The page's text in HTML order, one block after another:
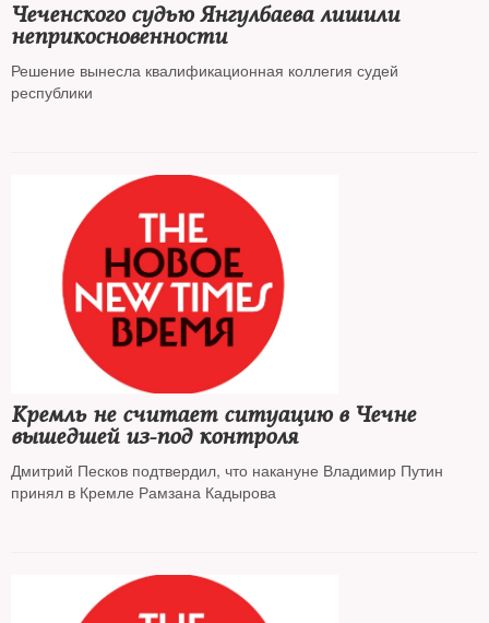
Чеченского судью Янгулбаева лишили
неприкосновенности
Решение вынесла квалификационная коллегия судей
республики
Кремль не считает ситуацию в Чечне
вышедшей из-под контроля
Дмитрий Песков подтвердил, что накануне Владимир Путин
принял в Кремле Рамзана Кадырова